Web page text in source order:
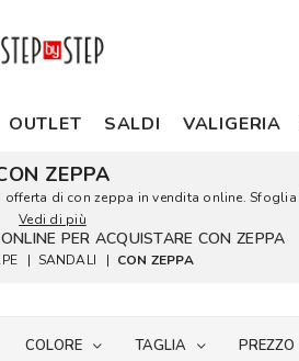
OUTLET SALDI VALIGERIA
ZEPPA
offerta di con zeppa in vendita online.
Vedi di più
PER ACQUISTARE CON ZEPPA
| SANDALI | CON ZEPPA
COLORE TAGLIA PREZZO